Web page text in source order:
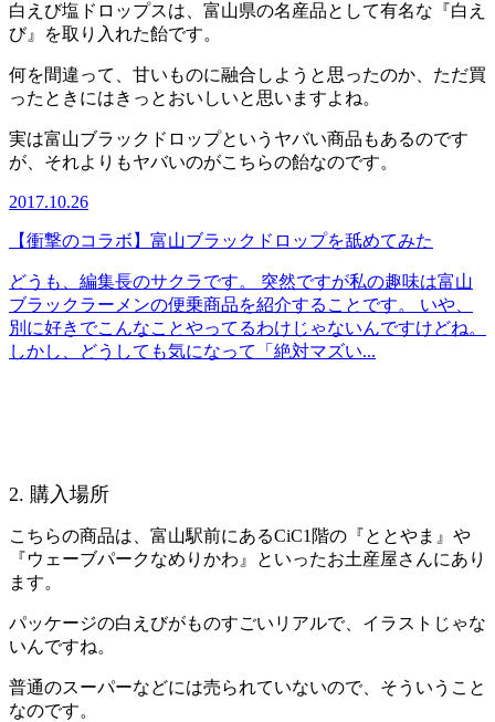
白えび塩ドロップスは、富山県の名産品として有名な『白え
び』を取り入れた飴です。
何を間違って、甘いものに融合しようと思ったのか、ただ買
ったときにはきっとおいしいと思いますよね。
実は富山ブラックドロップというヤバい商品もあるのです
が、それよりもヤバいのがこちらの飴なのです。
2017.10.26
【衝撃のコラボ】富山ブラックドロップを舐めてみた
どうも、編集長のサクラです。 突然ですが私の趣味は富山
ブラックラーメンの便乗商品を紹介することです。 いや、
別に好きでこんなことやってるわけじゃないんですけどね。
しかし、どうしても気になって「絶対マズい...
2. 購入場所
こちらの商品は、富山駅前にあるCiC1階の『ととやま』や
『ウェーブパークなめりかわ』といったお土産屋さんにあり
ます。
パッケージの白えびがものすごいリアルで、イラストじゃな
いんですね。
普通のスーパーなどには売られていないので、そういうこと
なのです。